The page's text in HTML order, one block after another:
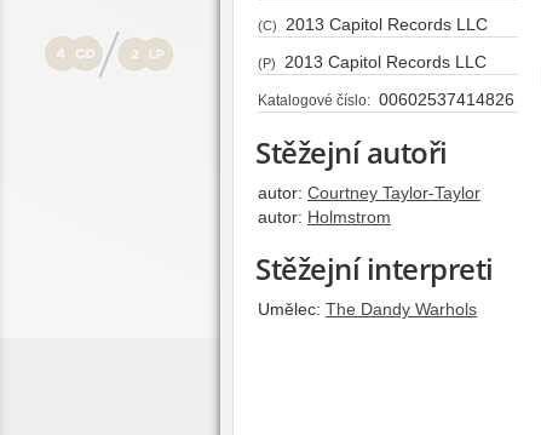
(C) 2013 Capitol Records LLC
(P) 2013 Capitol Records LLC
Katalogové číslo: 00602537414826
Stěžejní autoři
autor: Courtney Taylor-Taylor
autor: Holmstrom
Stěžejní interpreti
Umělec: The Dandy Warhols